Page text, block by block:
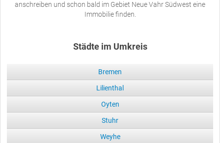
anschreiben und schon bald im Gebiet Neue Vahr Südwest eine
Immobilie finden.
Städte im Umkreis
Bremen
Lilienthal
Oyten
Stuhr
Weyhe